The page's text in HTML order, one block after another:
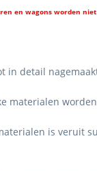
en wagons worden
in detail
materialen
is veruit